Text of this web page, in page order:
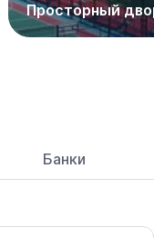
Просторный
Банки